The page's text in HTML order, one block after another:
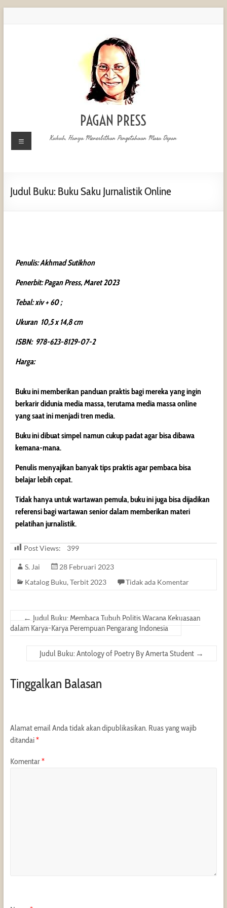
PAGAN PRESS
Kukuh, Hanya Menerbitkan Pengetahuan Masa Depan
Judul Buku: Buku Saku Jurnalistik Online
Penulis: Akhmad Sutikhon
Penerbit: Pagan Press, Maret 2023
Tebal: xiv + 60 ;
Ukuran 10,5 x 14,8 cm
ISBN: 978-623-8129-07-2
Harga:
Buku ini memberikan panduan praktis bagi mereka yang ingin
berkarir didunia media massa, terutama media massa online
yang saat ini menjadi tren media.
Buku ini dibuat simpel namun cukup padat agar bisa dibawa
kemana-mana.
Penulis menyajikan banyak tips praktis agar pembaca bisa
belajar lebih cepat.
Tidak hanya untuk wartawan pemula, buku ini juga bisa dijadikan
referensi bagi wartawan senior dalam memberikan materi
pelatihan jurnalistik.
Post Views: 399
S. Jai
28 Februari 2023
Katalog Buku, Terbit 2023 Tidak ada Komentar
← Judul Buku: Membaca Tubuh Politis Wacana Kekuasaan
dalam Karya-Karya Perempuan Pengarang Indonesia
Judul Buku: Antology of Poetry By Amerta Student →
Tinggalkan Balasan
Alamat email Anda tidak akan dipublikasikan. Ruas yang wajib
ditandai*
Komentar*